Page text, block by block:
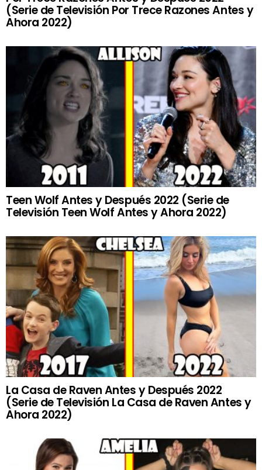
(Serie de Televisión Por Trece Razones Antes y
Ahora 2022)
Teen Wolf Antes y Después 2022 (Serie de
Televisión Teen Wolf Antes y Ahora 2022)
La Casa de Raven Antes y Después 2022
(Serie de Televisión La Casa de Raven Antes y
Ahora 2022)